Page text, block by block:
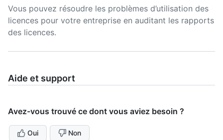
Vous pouvez résoudre les problèmes d’utilisation des
licences pour votre entreprise en auditant les rapports
des licences.
Aide et support
Avez-vous trouvé ce dont vous aviez besoin ?
Oui Non